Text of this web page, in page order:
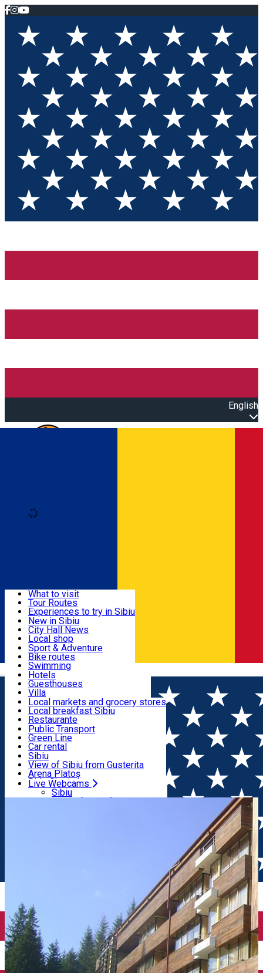
English
Română
Useful info
Activities & Adventure
Accommodation
Food, Drinks & Nightlife
Transport & Parking
Live Webcams
What to visit
Tour Routes
Experiences to try in Sibiu
Podcast
Culture
Museums
Churches
Parks, Zoo
County of Sibiu
New in Sibiu
City Hall News
Local shop
Sibiu artisans
Sibiul Verde
Public services
Education
How do I get to Sibiu
Tourist Info
Tour Guides
Guided tours
Publicații locale
Beauty salons
Sport & Adventure
Bike routes
Swimming
Riding
Indoor activities
Loc de joacă indoor
Loc de joacă outdoor
Ski
Ice skating
Yoga
Hotels
Guesthouses
Villa
Hostels
Motel
Camping
Renting rooms
Rooms for rent
Accommodation outside Sibiu
Local markets and grocery stores
Local breakfast Sibiu
Restaurante
Pizza
Fast Food
Coffee
Sweets
Pub, Bar
Night clubs
Bakeries
Public Transport
Green Line
Car rental
Rent a bike
Scooter rentals
Taxi
Ride Sharing
Parking tickets
Parking places
Sibiu
View of Sibiu from Gusterita
Arena Platoș
Live Webcams
Sibiu
View of Sibiu from Gusterita
Home Accommodation outside Sibiu Hotel Cindrel ****